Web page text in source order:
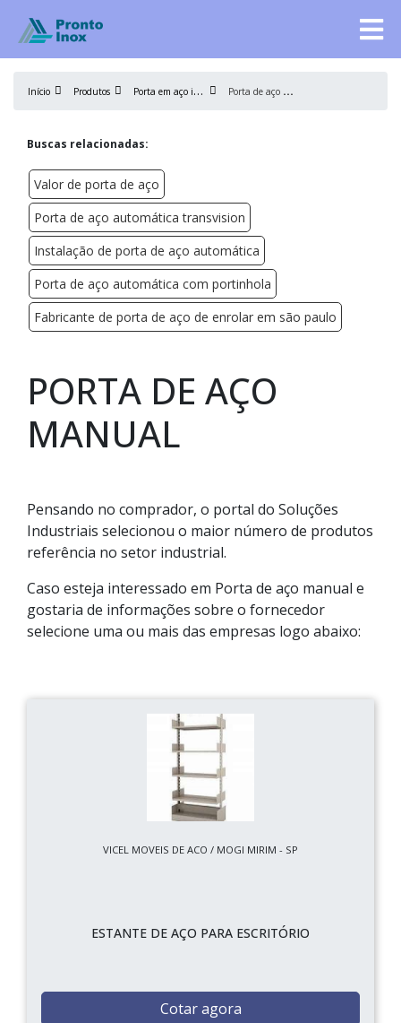
Início Produtos P
orta em aço inox P
orta de aço manual
Buscas relacionadas:
Valor de porta de aço
Porta de aço automática transvision
Instalação de porta de aço automática
Porta de aço automática com portinhola
Fabricante de porta de aço de enrolar em são paulo
PORTA DE AÇO
MANUAL
Pensando no comprador, o portal do Soluções
Industriais selecionou o maior número de produtos
referência no setor industrial.
Caso esteja interessado em Porta de aço manual e
gostaria de informações sobre o fornecedor
selecione uma ou mais das empresas logo abaixo:
VICEL MOVEIS DE ACO / MOGI MIRIM - SP
ESTANTE DE AÇO PARA ESCRITÓRIO
Cotar agora